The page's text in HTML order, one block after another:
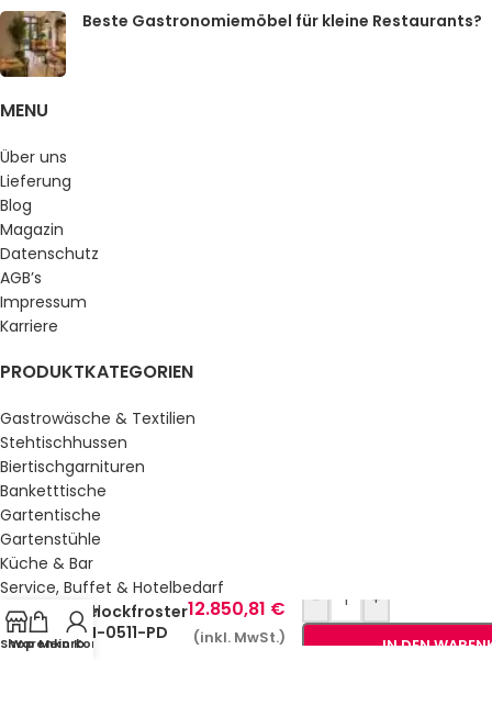
Beste Gastronomiemöbel für kleine Restaurants?
MENU
Über uns
Lieferung
Blog
Magazin
Datenschutz
AGB’s
Impressum
Karriere
PRODUKTKATEGORIEN
Gastrowäsche & Textilien
Stehtischhussen
Biertischgarnituren
Banketttische
Gartentische
Gartenstühle
Küche & Bar
Service, Buffet & Hotelbedarf
Gastromöbel
Schulmöbel
Shop
Warenkorb
Mein Konto
Schockfroster
ISN-0511-PD
12.850,81 €
(inkl. MwSt.)
- +
IN DEN